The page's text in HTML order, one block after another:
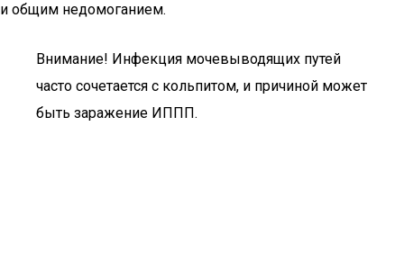
и общим недомоганием.
Внимание! Инфекция мочевыводящих путей
часто сочетается с кольпитом, и причиной может
быть заражение ИППП.